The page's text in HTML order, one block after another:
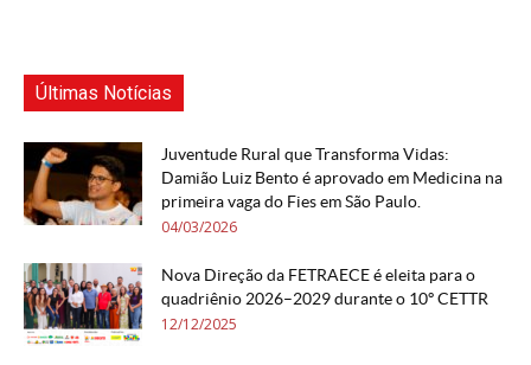
Últimas Notícias
Juventude Rural que Transforma Vidas:
Damião Luiz Bento é aprovado em Medicina na
primeira vaga do Fies em São Paulo.
04/03/2026
Nova Direção da FETRAECE é eleita para o
quadriênio 2026–2029 durante o 10º CETTR
12/12/2025